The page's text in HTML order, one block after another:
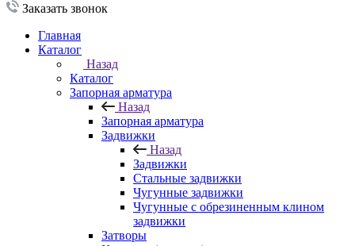
Заказать звонок
Главная
Каталог
Назад
Каталог
Запорная арматура
Назад
Запорная арматура
Задвижки
Назад
Задвижки
Стальные задвижки
Чугунные задвижки
Чугунные с обрезиненным клином
задвижки
Затворы